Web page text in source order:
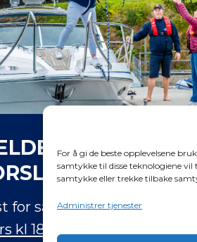
For å gi de beste opplevelsene
samtykke til disse teknologiene vil
samtykke eller trekke tilbake
Administrer tjenester
FOR
SAKER
for saker til Båttinget
kl 18:00